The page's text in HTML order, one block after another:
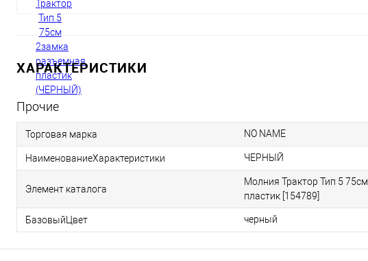
ХАРАКТЕРИСТИКИ
Прочие
Торговая марка NO NAME
НаименованиеХарактеристики ЧЕРНЫЙ
Элемент каталога
Молния Трактор Тип 5
пластик [154789]
БазовыйЦвет черный